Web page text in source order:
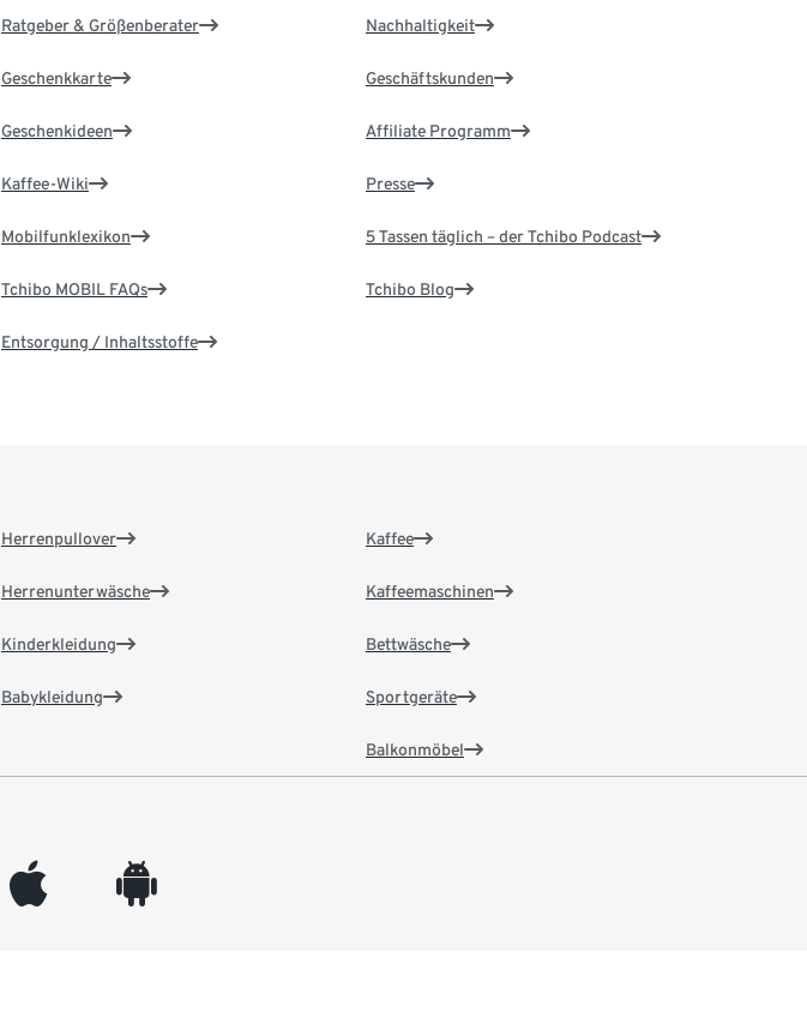
Ratgeber & Größenberater
Geschenkkarte
Geschenkideen
Kaffee-Wiki
Mobilfunklexikon
Tchibo MOBIL FAQs
Entsorgung / Inhaltsstoffe
Nachhaltigkeit
Geschäftskunden
Affiliate Programm
Presse
5 Tassen täglich – der Tchibo Podcast
Tchibo Blog
Herrenpullover
Herrenunterwäsche
Kinderkleidung
Babykleidung
Kaffee
Kaffeemaschinen
Bettwäsche
Sportgeräte
Balkonmöbel
appleinc android